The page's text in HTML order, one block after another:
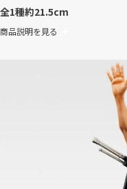
全1種約21.5cm
商品説明を見る